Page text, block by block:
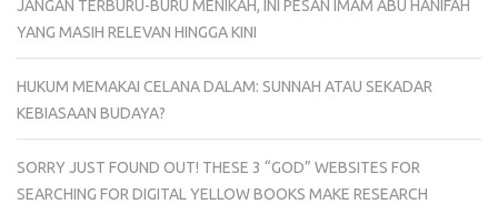
JANGAN TERBURU-BURU MENIKAH, INI PESAN IMAM ABU HANIFAH
YANG MASIH RELEVAN HINGGA KINI
HUKUM MEMAKAI CELANA DALAM: SUNNAH ATAU SEKADAR
KEBIASAAN BUDAYA?
SORRY JUST FOUND OUT! THESE 3 “GOD” WEBSITES FOR
SEARCHING FOR DIGITAL YELLOW BOOKS MAKE RESEARCH